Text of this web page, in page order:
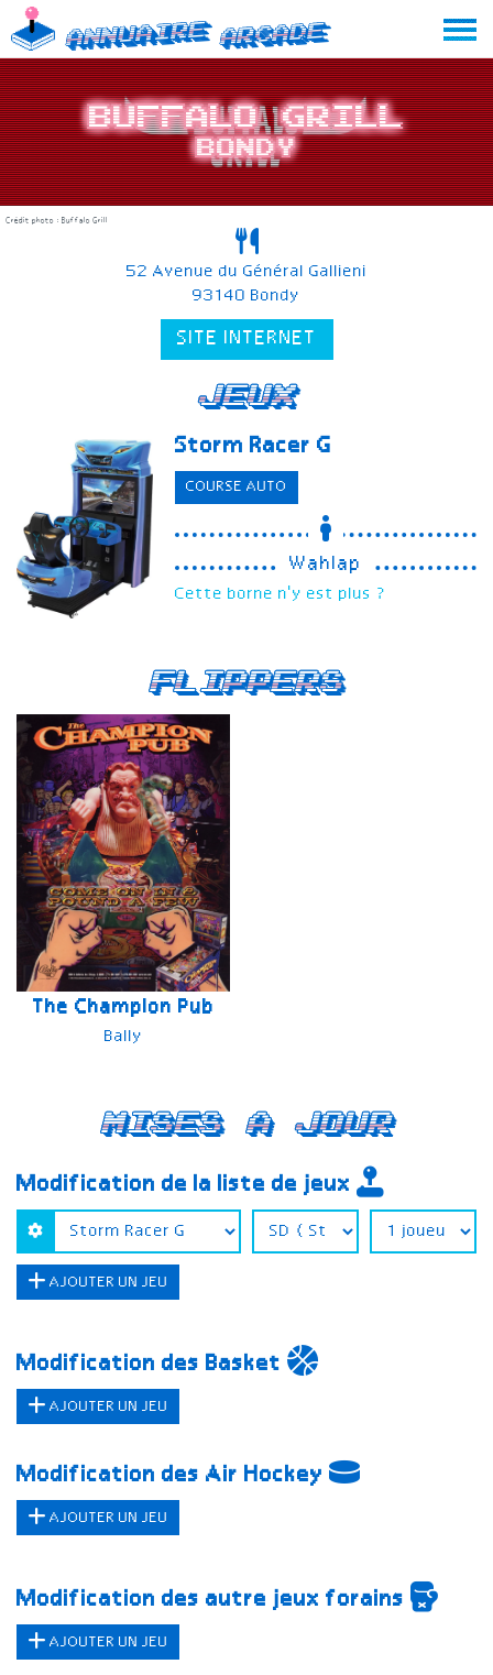
Skip
to
content
Annuaire Arcade
Buffalo Grill
Bondy
Crédit photo : Buffalo Grill
52 Avenue du Général Gallieni
93140 Bondy
SITE INTERNET
Jeux
Storm Racer G
COURSE AUTO
Wahlap
Cette borne n'y est plus ?
Flippers
The Champion Pub
Bally
Mises a jour
Modification de la liste de jeux
AJOUTER UN JEU
Modification des Basket
AJOUTER UN JEU
Modification des Air Hockey
AJOUTER UN JEU
Modification des autre jeux forains
AJOUTER UN JEU